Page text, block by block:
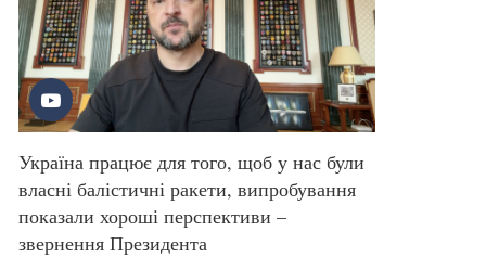
Україна працює для того, щоб у нас були
власні балістичні ракети, випробування
показали хороші перспективи –
звернення Президента